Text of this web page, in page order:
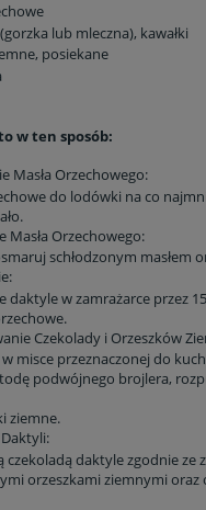
lub mleczna), kawałki
posiekane
w ten sposób:
Masła Orzechowego:
do lodówki na co
Masła Orzechowego:
schłodzonym masłem
daktyle w zamrażarce przez
Czekolady i Orzeszków
misce przeznaczonej do
podwójnego brojlera,
ziemne.
czekoladą daktyle zgodnie ze
orzeszkami ziemnymi oraz